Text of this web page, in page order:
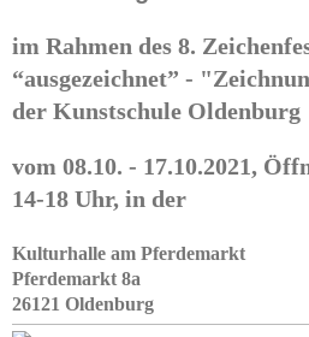
im Rahmen des 8.
“ausgezeichnet” -
der Kunstschule Oldenburg
vom 08.10. - 17.10.2021,
14-18 Uhr, in der
Kulturhalle am Pferdemarkt
Pferdemarkt 8a
26121 Oldenburg